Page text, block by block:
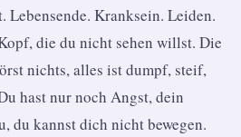
Lebensende. Kranksein. Leiden.
die du nicht sehen willst. Die
nichts, alles ist dumpf, steif,
hast nur noch Angst, dein
du kannst dich nicht bewegen.